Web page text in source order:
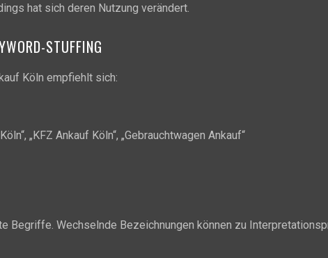
hat sich deren Nutzung verändert.
STUFFING
Köln empfiehlt sich:
„KFZ Ankauf Köln“, „Gebrauchtwagen Ankauf“
Begriffe. Wechselnde Bezeichnungen können zu